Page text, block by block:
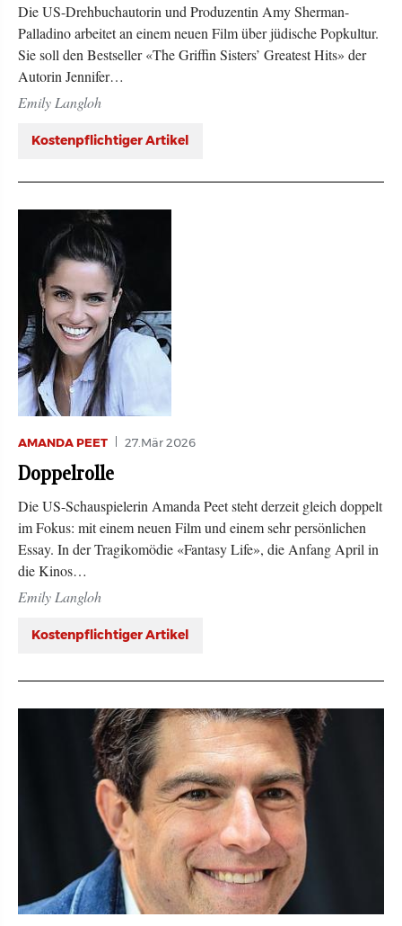
Die US-Drehbuchautorin und Produzentin Amy Sherman-
Palladino arbeitet an einem neuen Film über jüdische Popkultur.
Sie soll den Bestseller «The Griffin Sisters’ Greatest Hits» der
Autorin Jennifer…
Emily Langloh
Kostenpflichtiger Artikel
AMANDA PEET 27.Mär 2026
Doppelrolle
Die US-Schauspielerin Amanda Peet steht derzeit gleich doppelt
im Fokus: mit einem neuen Film und einem sehr persönlichen
Essay. In der Tragikomödie «Fantasy Life», die Anfang April in
die Kinos…
Emily Langloh
Kostenpflichtiger Artikel